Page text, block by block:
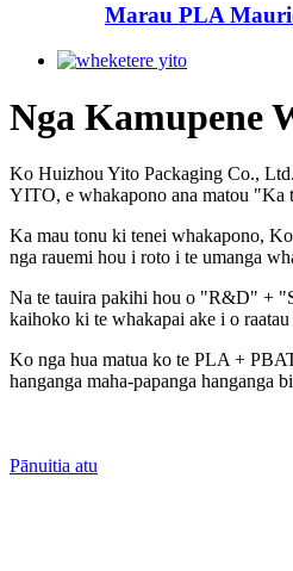
Marau PLA
Nga Kamupene
Ko Huizhou Yito Packaging Co.,
YITO, e whakapono ana matou "Ka
Ka mau tonu ki tenei whakapono,
nga rauemi hou i roto i te umanga
Na te tauira pakihi hou o "R&D" +
kaihoko ki te whakapai ake i o
Ko nga hua matua ko te PLA +
hanganga maha-papanga
Pānuitia atu